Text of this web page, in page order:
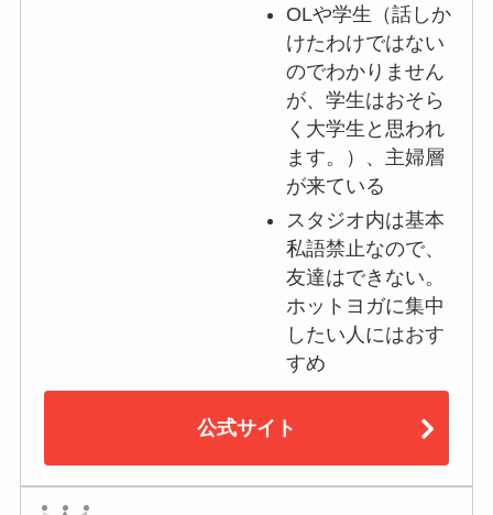
OLや学生（話しか
けたわけではない
のでわかりません
が、学生はおそら
く大学生と思われ
ます。）、主婦層
が来ている
スタジオ内は基本
私語禁止なので、
友達はできない。
ホットヨガに集中
したい人にはおす
すめ
公式サイト